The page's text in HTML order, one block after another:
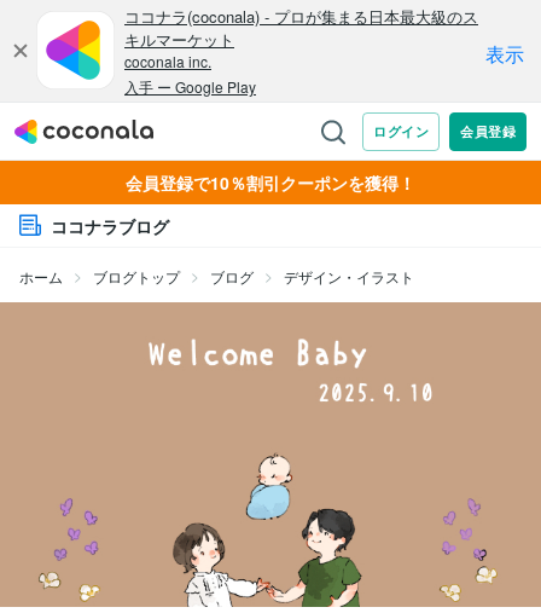
会員登録で10％割引クーポンを獲得！
ココナラブログ
ホーム ブログトップ ブログ デザイン・イラスト